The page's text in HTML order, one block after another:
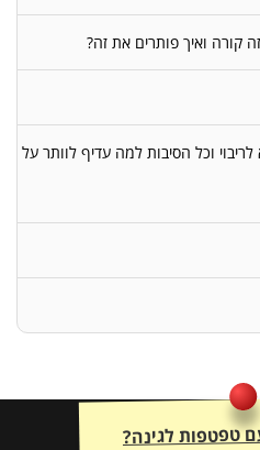
קורה ואיך פותרים את זה?
וכל הסיבות למה עדיף לוותר על
טפטפות לגינה?